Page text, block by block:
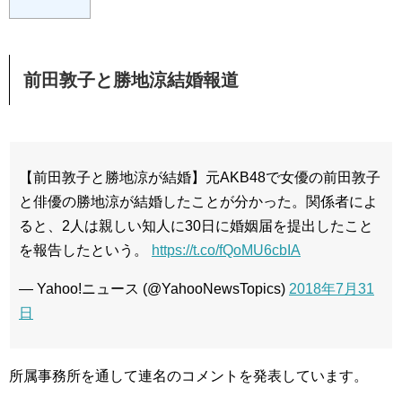
前田敦子と勝地涼結婚報道
【前田敦子と勝地涼が結婚】元AKB48で女優の前田敦子
と俳優の勝地涼が結婚したことが分かった。関係者によ
ると、2人は親しい知人に30日に婚姻届を提出したこと
を報告したという。
https://t.co/fQoMU6cbIA
— Yahoo!ニュース (@YahooNewsTopics) 2018年7 月 31
日
所属事務所を通して連名のコメントを発表しています。